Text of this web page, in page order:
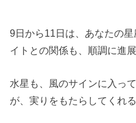
9日から11日は、あなたの
イトとの関係も、順調に進
水星も、風のサインに入っ
が、実りをもたらしてくれる